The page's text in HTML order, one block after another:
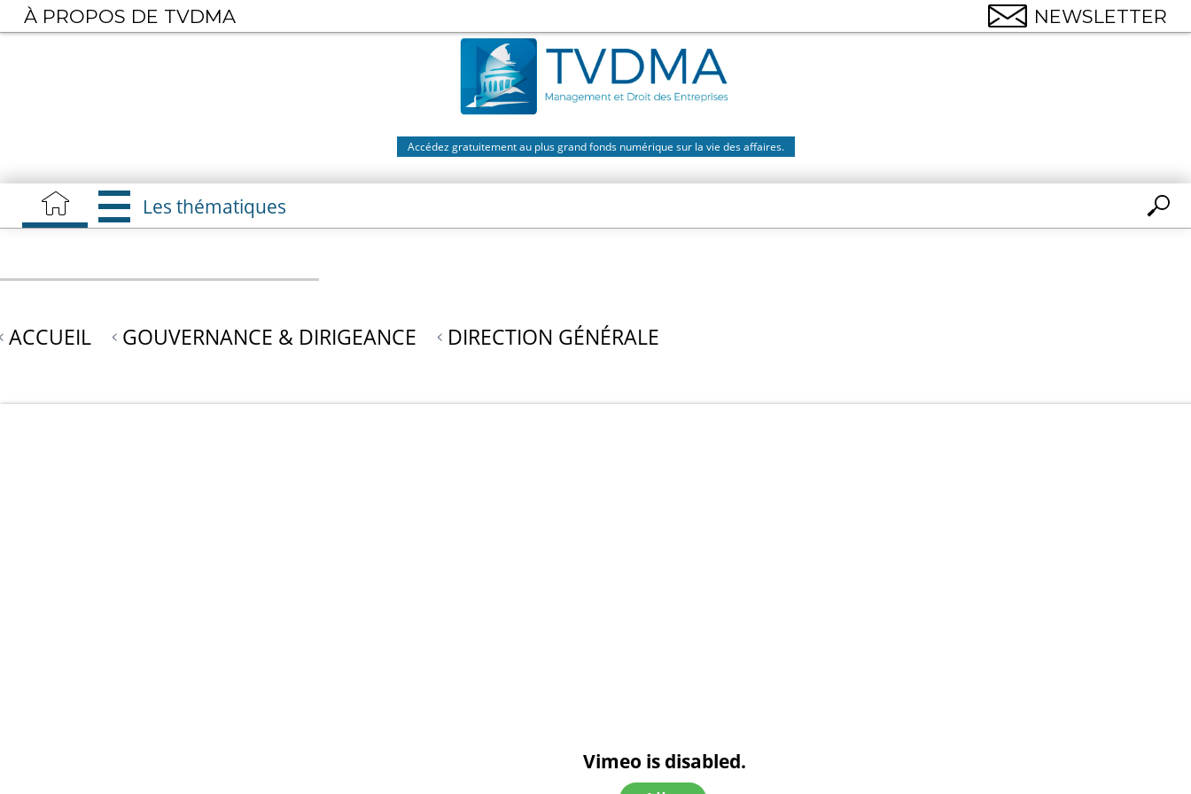
Aller
au
Accédez gratuitement au plus grand fonds numérique sur la vie des affaires.
Les thématiques
ACCUEIL GOUVERNANCE & DIRIGEANCE DIRECTION GÉNÉRALE
Vimeo is disabled.
À PROPOS DE TVDMA NEWSLETTER